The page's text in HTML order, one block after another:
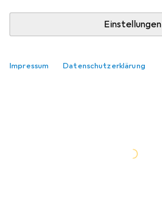
Einstellungen
Impressum Datenschutzerklärung